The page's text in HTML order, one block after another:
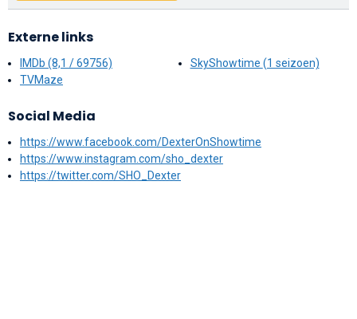
Externe links
IMDb (8,1 / 69756)
TVMaze
SkyShowtime (1 seizoen)
Social Media
https://www.facebook.com/DexterOnShowtime
https://www.instagram.com/sho_dexter
https://twitter.com/SHO_Dexter